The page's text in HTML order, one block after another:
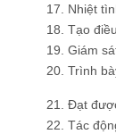
17. Nhiệt
18. Tạo
19. Giám
20. Trình
21. Đạt
22. Tác